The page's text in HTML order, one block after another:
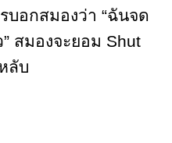
บอกสมองว่า “ฉันจด
สมองจะยอม Shut
ลับ